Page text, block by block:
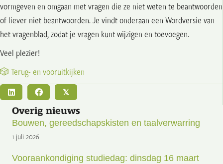
vormgeven en omgaan met vragen die ze niet weten te beantwoorden
of liever niet beantwoorden. Je vindt onderaan een Wordversie van
het vragenblad, zodat je vragen kunt wijzigen en toevoegen.
Veel plezier!
🎲 Terug- en vooruitkijken
𝕏
Overig nieuws
Bouwen, gereedschapskisten en taalverwarring
1 juli 2026
Vooraankondiging studiedag: dinsdag 16 maart